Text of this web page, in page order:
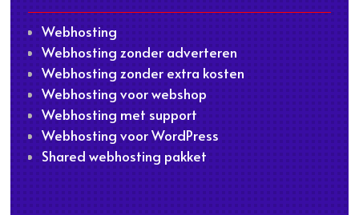
Webhosting
Webhosting zonder adverteren
Webhosting zonder extra kosten
Webhosting voor webshop
Webhosting met support
Webhosting voor WordPress
Shared webhosting pakket